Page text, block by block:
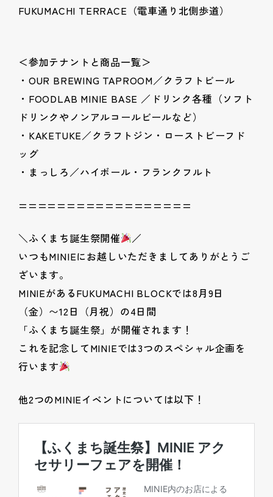
FUKUMACHI TERRACE（電車通り北側歩道）
＜参加テナントと商品一覧＞
・OUR BREWING TAPROOM／クラフトビール
・FOODLAB MINIE BASE ／ドリンク各種（ソフト
ドリンクやノンアルコールビールなど）
・KAKETUKE／クラフトジン・ローストビーフド
ッグ
・まっしろ／ハイボール・フランクフルト
==================
＼ふくまち誕生祭開催
／
いつもMINIEにお越しいただきましてありがとうご
ざいます。
MINIEがあるFUKUMACHI BLOCKでは8月9日
（金）〜12日（月祝）の4日間
「ふくまち誕生祭」が開催されます！
これを記念してMINIEでは3つのスペシャル企画を
行います
他2つのMINIEイベントについては以下！